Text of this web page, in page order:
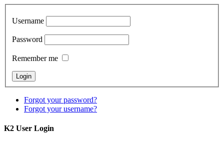
Username
Password
Remember me
Forgot your password?
Forgot your username?
K2 User Login